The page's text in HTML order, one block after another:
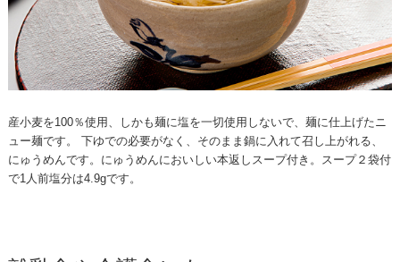
産小麦を100％使用、しかも麺に塩を一切使用しないで、麺に仕上げたニ
ュー麺です。 下ゆでの必要がなく、そのまま鍋に入れて召し上がれる、
にゅうめんです。にゅうめんにおいしい本返しスープ付き。スープ２袋付
で1人前塩分は4.9gです。